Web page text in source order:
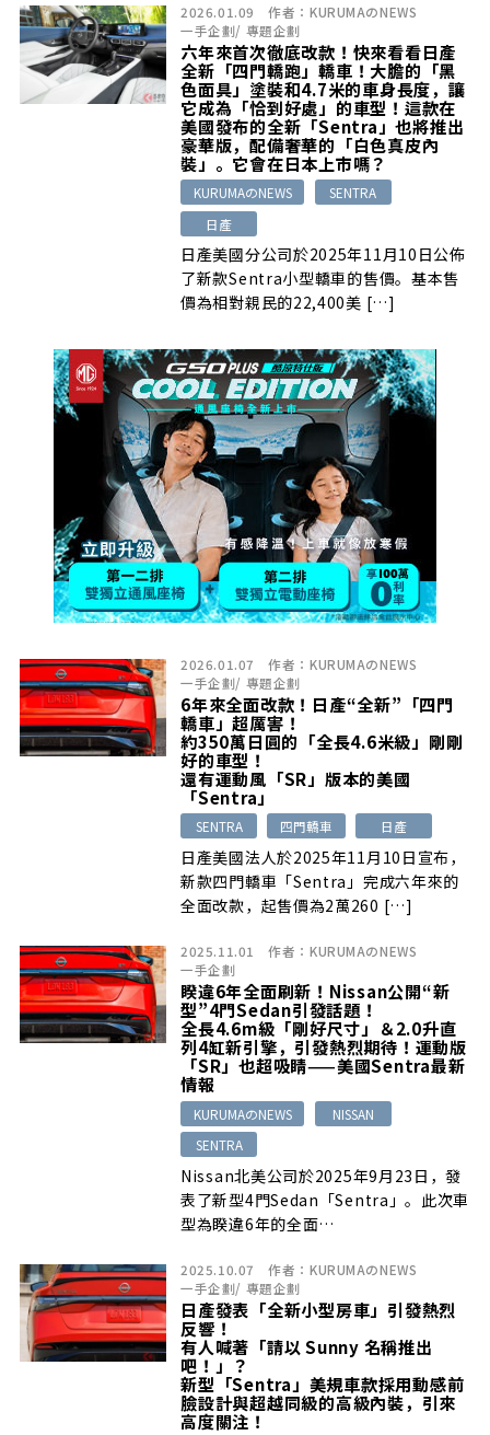
2026.01.09 作者： KURUMAのNEWS
一手企劃/ 專題企劃
六年來首次徹底改款！快來看看日產
全新「四門轎跑」轎車！大膽的「黑
色面具」塗裝和4.7米的車身長度，讓
它成為「恰到好處」的車型！這款在
美國發布的全新「Sentra」也將推出
豪華版，配備奢華的「白色真皮內
裝」。它會在日本上市嗎？
KURUMAのNEWS
SENTRA
日產
日產美國分公司於2025年11月10日公佈
了新款Sentra小型轎車的售價。基本售
價為相對親民的22,400美 […]
2026.01.07 作者： KURUMAのNEWS
一手企劃/ 專題企劃
6年來全面改款！日產“全新”「四門
轎車」超厲害！
約350萬日圓的「全長4.6米級」剛剛
好的車型！
還有運動風「SR」版本的美國
「Sentra」
SENTRA 四門轎車 日產
日產美國法人於2025年11月10日宣布，
新款四門轎車「Sentra」完成六年來的
全面改款，起售價為2萬260 […]
2025.11.01 作者： KURUMAのNEWS
一手企劃
睽違6年全面刷新！Nissan公開“新
型”4門Sedan引發話題！
全長4.6m級「剛好尺寸」＆2.0升直
列4缸新引擎，引發熱烈期待！運動版
「SR」也超吸睛——美國Sentra最新
情報
KURUMAのNEWS
NISSAN
SENTRA
Nissan北美公司於2025年9月23日，發
表了新型4門Sedan「Sentra」。此次車
型為睽違6年的全面…
2025.10.07 作者： KURUMAのNEWS
一手企劃/ 專題企劃
日產發表「全新小型房車」引發熱烈
反響！
有人喊著「請以 Sunny 名稱推出
吧！」？
新型「Sentra」美規車款採用動感前
臉設計與超越同級的高級內裝，引來
高度關注！